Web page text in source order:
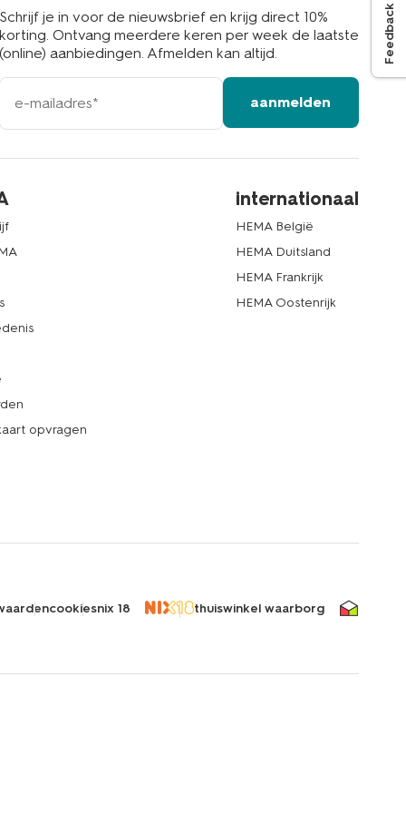
Schrijf je in voor de nieuwsbrief en krijg direct 10%
korting. Ontvang meerdere keren per week de laatste
(online) aanbiedingen. Afmelden kan altijd.
e-
mailadres
aanmelden
opvragen
internationaal
HEMA België
HEMA Duitsland
HEMA Frankrijk
HEMA Oostenrijk
cookiesnix 18 thuiswinkel waarborg
Feedback